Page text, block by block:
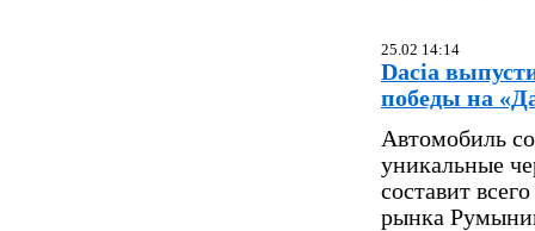
25.02 14:14
Dacia
победы на
Автомобиль
уникальные
составит
рынка